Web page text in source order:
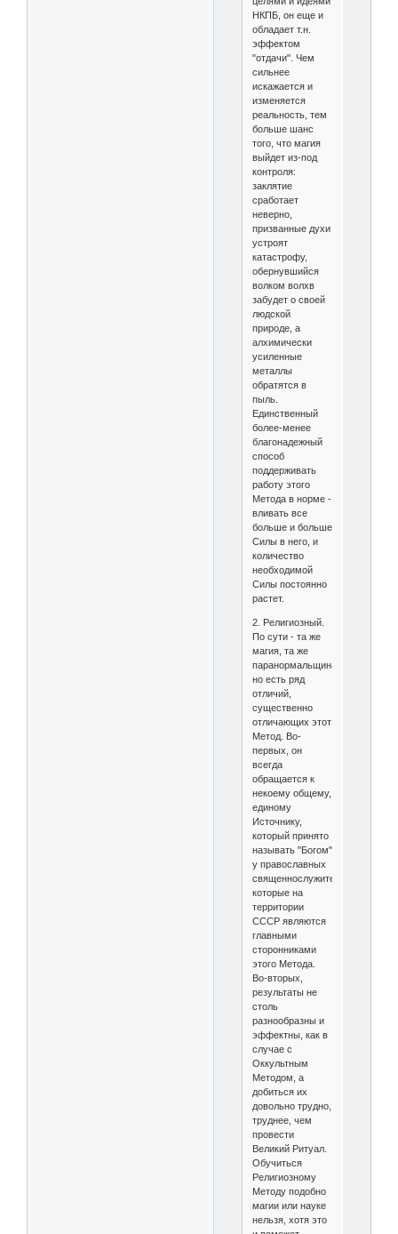
НКПБ, он еще и
обладает т.н.
эффектом
"отдачи". Чем
сильнее
искажается и
изменяется
реальность, тем
больше шанс
того, что магия
выйдет из-под
контроля:
заклятие
сработает
неверно,
призванные духи
устроят
катастрофу,
обернувшийся
волком волхв
забудет о своей
людской
природе, а
алхимически
усиленные
металлы
обратятся в
пыль.
Единственный
более-менее
благонадежный
способ
поддерживать
работу этого
Метода в норме -
вливать все
больше и больше
Силы в него, и
количество
необходимой
Силы постоянно
растет.
2. Религиозный.
По сути - та же
магия, та же
паранормальщина,
но есть ряд
отличий,
существенно
отличающих этот
Метод. Во-
первых, он
всегда
обращается к
некоему общему,
единому
Источнику,
который принято
называть "Богом"
у православных
священнослужителей,
которые на
территории
СССР являются
главными
сторонниками
этого Метода.
Во-вторых,
результаты не
столь
разнообразны и
эффектны, как в
случае с
Оккультным
Методом, а
добиться их
довольно трудно,
труднее, чем
провести
Великий Ритуал.
Обучиться
Религиозному
Методу подобно
магии или науке
нельзя, хотя это